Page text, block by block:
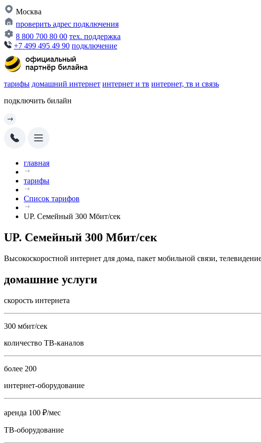
Москва
проверить адрес подключения
8 800 700 80 00 тех. поддержка
+7 499 495 49 90 подключение
тарифы домашний интернет интернет и тв интернет, тв и связь
подключить билайн
главная
тарифы
Список тарифов
UP. Семейный 300 Мбит/сек
UP. Семейный 300 Мбит/сек
Высокоскоростной интернет для дома, пакет мобильной связи,
домашние услуги
скорость интернета
300 мбит/сек
количество ТВ-каналов
более 200
интернет-оборудование
аренда 100 ₽/мес
ТВ-оборудование